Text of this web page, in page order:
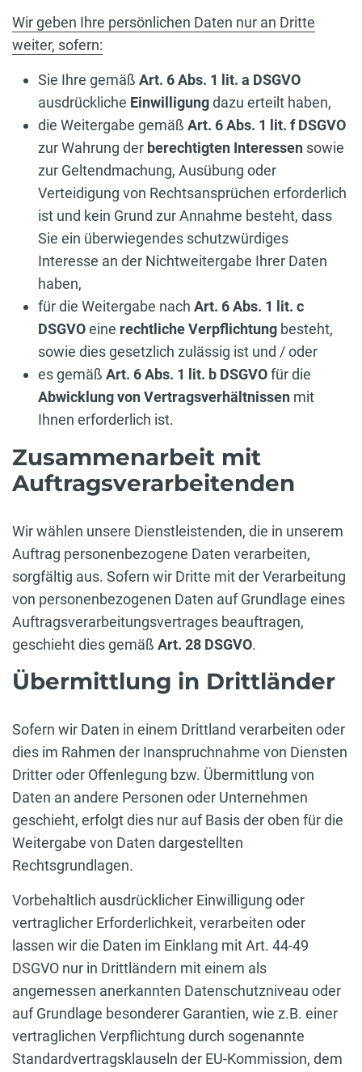
Wir geben Ihre persönlichen Daten nur an Dritte
weiter, sofern:
Sie Ihre gemäß Art. 6 Abs. 1 lit. a DSGVO
ausdrückliche Einwilligungdazu erteilt haben,
die Weitergabe gemäß Art. 6 Abs. 1 lit. f DSGVO
zur Wahrung der berechtigten Interessen sowie
zur Geltendmachung, Ausübung oder
Verteidigung von Rechtsansprüchen erforderlich
ist und kein Grund zur Annahme besteht, dass
Sie ein überwiegendes schutzwürdiges
Interesse an der Nichtweitergabe Ihrer Daten
haben,
für die Weitergabe nach Art. 6 Abs. 1 lit. c
DSGVOeine rechtliche Verpflichtung besteht,
sowie dies gesetzlich zulässig ist und / oder
es gemäß Art. 6 Abs. 1 lit. b DSGVOfür die
Abwicklung von Vertragsverhältnissen mit
Ihnen erforderlich ist.
Zusammenarbeit mit
Auftragsverarbeitenden
Wir wählen unsere Dienstleistenden, die in unserem
Auftrag personenbezogene Daten verarbeiten,
sorgfältig aus. Sofern wir Dritte mit der Verarbeitung
von personenbezogenen Daten auf Grundlage eines
Auftragsverarbeitungsvertrages beauftragen,
geschieht dies gemäß Art. 28 DSGVO.
Übermittlung in Drittländer
Sofern wir Daten in einem Drittland verarbeiten oder
dies im Rahmen der Inanspruchnahme von Diensten
Dritter oder Offenlegung bzw. Übermittlung von
Daten an andere Personen oder Unternehmen
geschieht, erfolgt dies nur auf Basis der oben für die
Weitergabe von Daten dargestellten
Rechtsgrundlagen.
Vorbehaltlich ausdrücklicher Einwilligung oder
vertraglicher Erforderlichkeit, verarbeiten oder
lassen wir die Daten im Einklang mit Art. 44-49
DSGVO nur in Drittländern mit einem als
angemessen anerkannten Datenschutzniveau oder
auf Grundlage besonderer Garantien, wie z.B. einer
vertraglichen Verpflichtung durch sogenannte
Standardvertragsklauseln der EU-Kommission, dem